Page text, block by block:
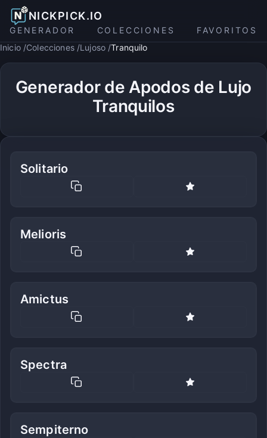
NICKPICK.IO
GENERADOR COLECCIONES
FAVORITOS
Inicio Colecciones Lujoso Tranquilo
Generador de Apodos de Lujo
Tranquilos
Solitario
Melioris
Amictus
Spectra
Sempiterno